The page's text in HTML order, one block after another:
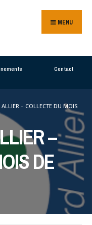
MENU
Contact
– COLLECTE DU MOIS
–
DE